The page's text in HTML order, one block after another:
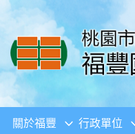
移至網頁之主要內容區位置
關於福豐 行政單位